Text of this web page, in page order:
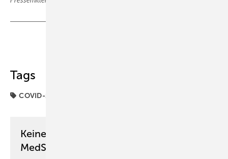
Tags
COVID-19
Keine Zeit? Kein Problem mit dem
MedSach Newsletter!